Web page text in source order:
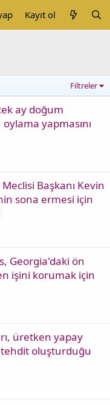
Kayıt ol
Filtreler
ay doğum
yapmasını
Başkanı Kevin
sona ermesi için
Georgia'daki ön
işini korumak için
üretken yapay
oluşturduğu